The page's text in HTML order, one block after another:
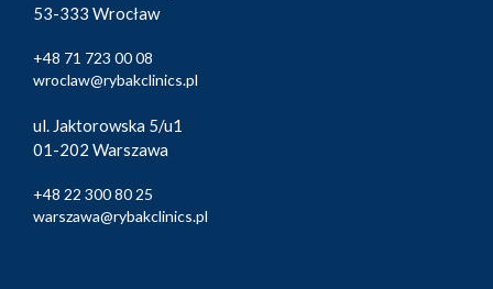
53-333 Wrocław
+48 71 723 00 08
wroclaw@rybakclinics.pl
ul. Jaktorowska 5/u1
01-202 Warszawa
+48 22 300 80 25
warszawa@rybakclinics.pl